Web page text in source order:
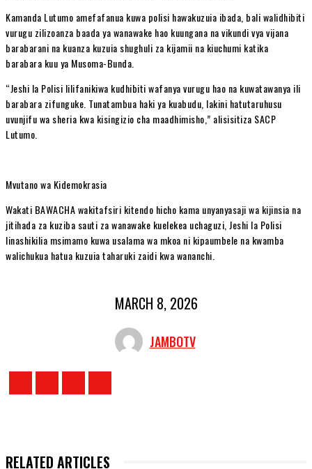
Kamanda Lutumo amefafanua kuwa polisi hawakuzuia ibada, bali walidhibiti
vurugu zilizoanza baada ya wanawake hao kuungana na vikundi vya vijana
barabarani na kuanza kuzuia shughuli za kijamii na kiuchumi katika
barabara kuu ya Musoma-Bunda.
“Jeshi la Polisi lilifanikiwa kudhibiti wafanya vurugu hao na kuwatawanya ili
barabara zifunguke. Tunatambua haki ya kuabudu, lakini hatutaruhusu
uvunjifu wa sheria kwa kisingizio cha maadhimisho,” alisisitiza SACP
Lutumo.
Mvutano wa Kidemokrasia
Wakati BAWACHA wakitafsiri kitendo hicho kama unyanyasaji wa kijinsia na
jitihada za kuziba sauti za wanawake kuelekea uchaguzi, Jeshi la Polisi
linashikilia msimamo kuwa usalama wa mkoa ni kipaumbele na kwamba
walichukua hatua kuzuia taharuki zaidi kwa wananchi.
MARCH 8, 2026
JAMBOTV
RELATED ARTICLES